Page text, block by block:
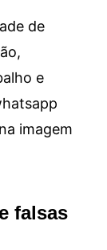
de
e
imagem
falsas